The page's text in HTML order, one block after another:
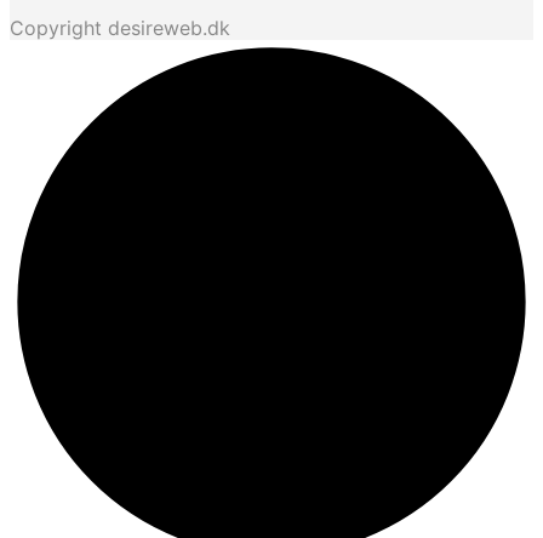
Copyright desireweb.dk